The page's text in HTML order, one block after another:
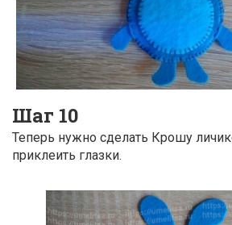
Шаг 10
Теперь нужно сделать Крошу
приклеить глазки.